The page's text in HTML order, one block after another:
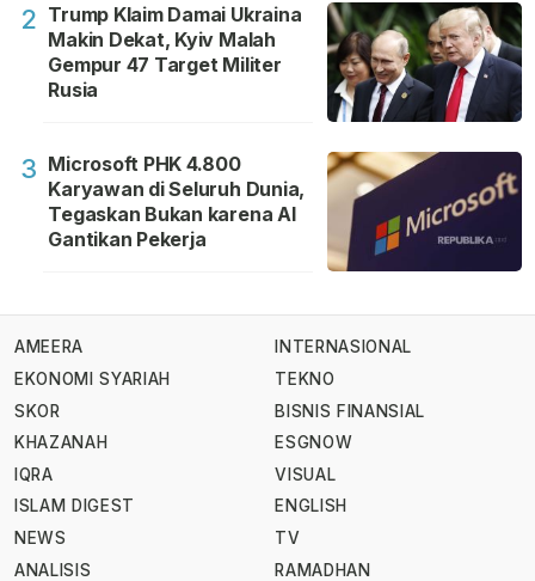
2 Trump Klaim Damai Ukraina
Makin Dekat, Kyiv Malah
Gempur 47 Target Militer
Rusia
3 Microsoft PHK 4.800
Karyawan di Seluruh Dunia,
Tegaskan Bukan karena AI
Gantikan Pekerja
AMEERA
EKONOMI SYARIAH
SKOR
KHAZANAH
IQRA
ISLAM DIGEST
NEWS
ANALISIS
INTERNASIONAL
TEKNO
BISNIS FINANSIAL
ESGNOW
VISUAL
ENGLISH
TV
RAMADHAN